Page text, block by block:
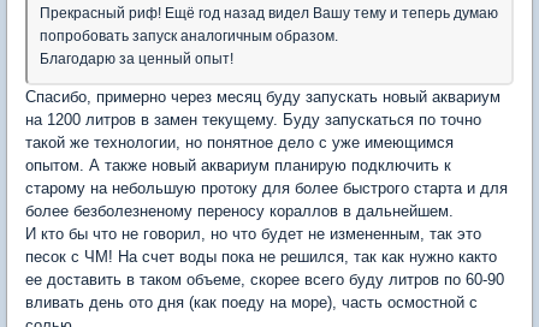
Прекрасный риф! Ещё год назад видел Вашу тему и теперь думаю
попробовать запуск аналогичным образом.
Благодарю за ценный опыт!
Спасибо, примерно через месяц буду запускать новый аквариум
на 1200 литров в замен текущему. Буду запускаться по точно
такой же технологии, но понятное дело с уже имеющимся
опытом. А также новый аквариум планирую подключить к
старому на небольшую протоку для более быстрого старта и для
более безболезненому переносу кораллов в дальнейшем.
И кто бы что не говорил, но что будет не измененным, так это
песок с ЧМ! На счет воды пока не решился, так как нужно както
ее доставить в таком объеме, скорее всего буду литров по 60-90
вливать день ото дня (как поеду на море), часть осмостной с